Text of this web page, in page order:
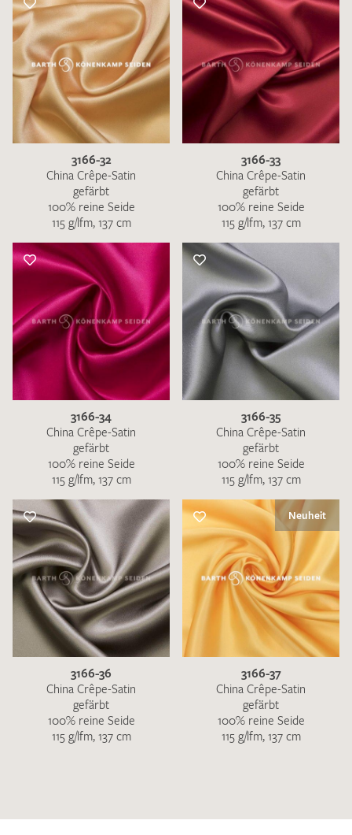
3166-32
China Crêpe-Satin
gefärbt
100% reine Seide
115 g/lfm, 137 cm
3166-33
China Crêpe-Satin
gefärbt
100% reine Seide
115 g/lfm, 137 cm
3166-34
China Crêpe-Satin
gefärbt
100% reine Seide
115 g/lfm, 137 cm
3166-35
China Crêpe-Satin
gefärbt
100% reine Seide
115 g/lfm, 137 cm
3166-36
China Crêpe-Satin
gefärbt
100% reine Seide
115 g/lfm, 137 cm
Neuheit
3166-37
China Crêpe-Satin
gefärbt
100% reine Seide
115 g/lfm, 137 cm